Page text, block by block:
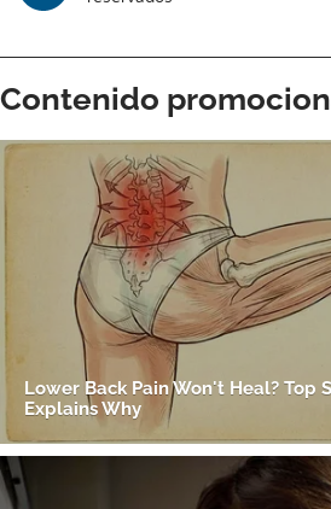
Gracias por suscribirte a